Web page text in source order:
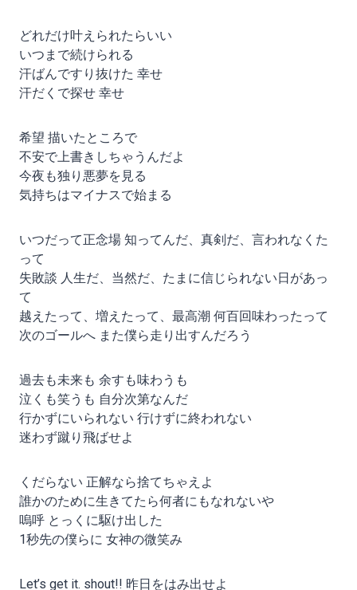
どれだけ叶えられたらいい
いつまで続けられる
汗ばんですり抜けた 幸せ
汗だくで探せ 幸せ
希望 描いたところで
不安で上書きしちゃうんだよ
今夜も独り悪夢を見る
気持ちはマイナスで始まる
いつだって正念場 知ってんだ、真剣だ、言われなくた
って
失敗談 人生だ、当然だ、たまに信じられない日があっ
て
越えたって、増えたって、最高潮 何百回味わったって
次のゴールへ また僕ら走り出すんだろう
過去も未来も 余すも味わうも
泣くも笑うも 自分次第なんだ
行かずにいられない 行けずに終われない
迷わず蹴り飛ばせよ
くだらない 正解なら捨てちゃえよ
誰かのために生きてたら何者にもなれないや
嗚呼 とっくに駆け出した
1秒先の僕らに 女神の微笑み
Let’s get it. shout!! 昨日をはみ出せよ